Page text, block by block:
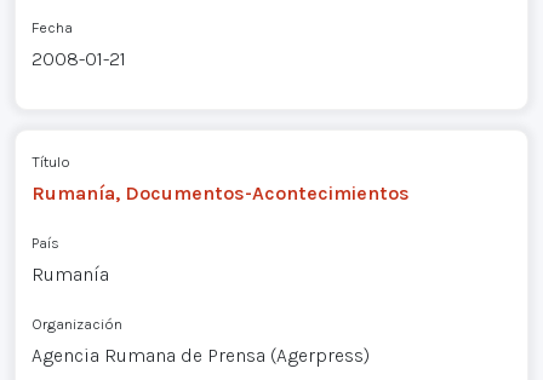
Fecha
2008-01-21
Título
Rumanía, Documentos-Acontecimientos
País
Rumanía
Organización
Agencia Rumana de Prensa (Agerpress)